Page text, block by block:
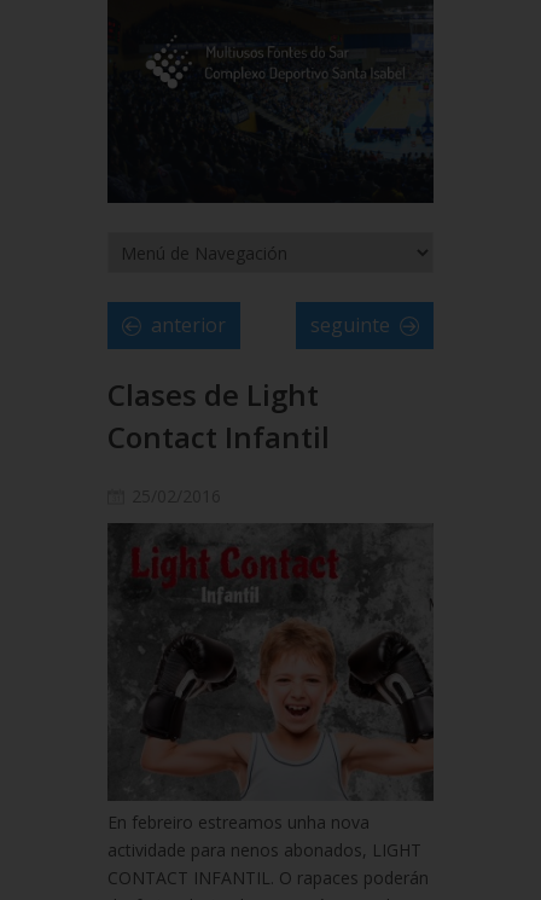
anterior seguinte
Clases de Light
Contact Infantil
En febreiro estreamos unha nova
actividade para nenos abonados, LIGHT
CONTACT INFANTIL. O rapaces poderán